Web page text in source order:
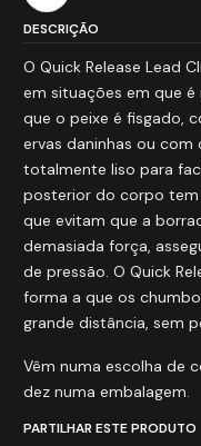
DESCRIÇÃO
O Quick Release Lead
em situações em que é
que o peixe é fisgado,
ervas daninhas ou
totalmente liso para
posterior do corpo tem
que evitam que a
demasiada força,
de pressão. O Quick
forma a que os
grande distância, sem
Vêm numa escolha de
dez numa embalagem.
PARTILHAR ESTE PRODUTO